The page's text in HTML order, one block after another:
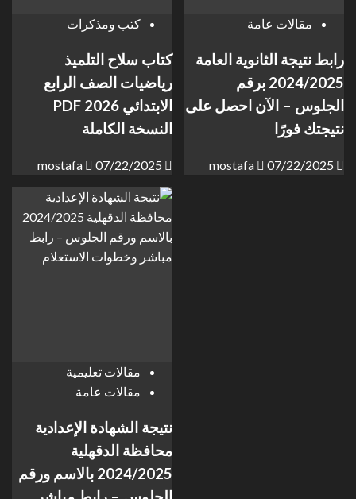
كتب ومذكرات
كتاب سلاح التلميذ
رياضيات الصف الرابع
الابتدائي 2026 PDF
النسخة الكاملة
mostafa 07/22/2025
مقالات عامة
رابط نتيجة الثانوية العامة
2024/2025 برقم
الجلوس – الآن احصل على
نتيجتك فورًا
mostafa 07/22/2025
مقالات تعليمية
مقالات عامة
نتيجة الشهادة الإعدادية
محافظة الدقهلية
2024/2025 بالاسم ورقم